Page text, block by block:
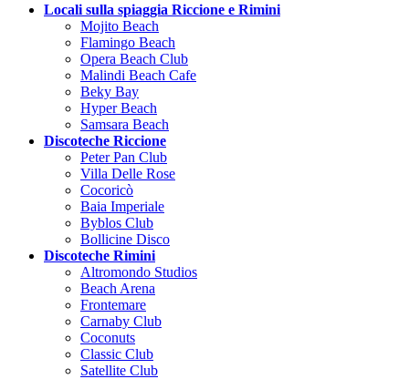
Locali sulla spiaggia Riccione e Rimini
Mojito Beach
Flamingo Beach
Opera Beach Club
Malindi Beach Cafe
Beky Bay
Hyper Beach
Samsara Beach
Discoteche Riccione
Peter Pan Club
Villa Delle Rose
Cocoricò
Baia Imperiale
Byblos Club
Bollicine Disco
Discoteche Rimini
Altromondo Studios
Beach Arena
Frontemare
Carnaby Club
Coconuts
Classic Club
Satellite Club